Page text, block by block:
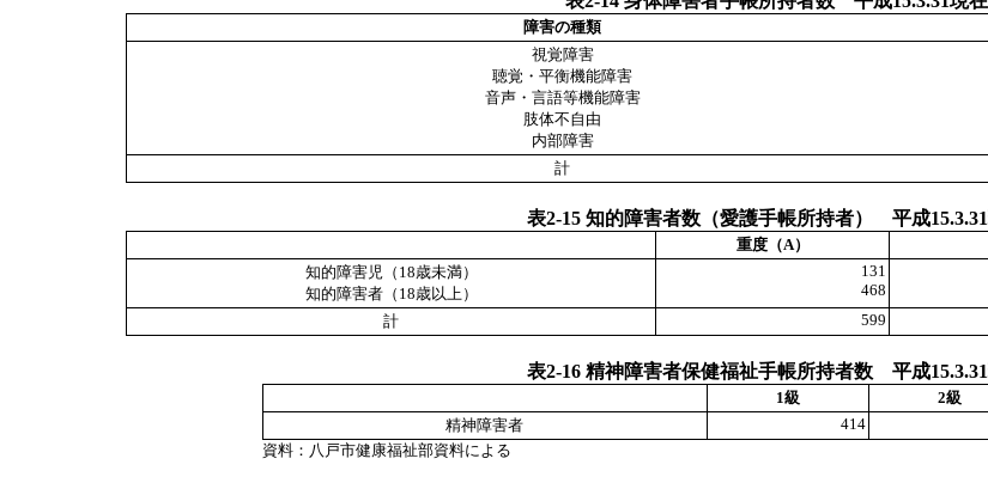
障害の種類
視覚障害
聴覚・平衡機能障害
音声・言語等機能障害
肢体不自由
内部障害
計
表2-15 知的障害者数（愛護手帳所持者） 平成15.3.31
重度（A）
知的障害児（18歳未満）
知的障害者（18歳以上）
131
468
計
599
表2-16 精神障害者保健福祉手帳所持者数 平成15.3.31
1級 2級
精神障害者
414
資料：八戸市健康福祉部資料による